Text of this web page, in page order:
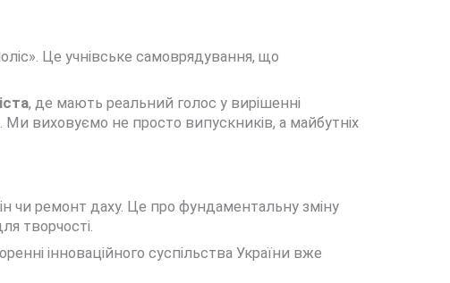
Це учнівське самоврядування, що
, де мають реальний голос у вирішенні
. Ми виховуємо не просто випускників, а майбутніх
чи ремонт даху. Це про фундаментальну зміну
творчості.
інноваційного суспільства України вже